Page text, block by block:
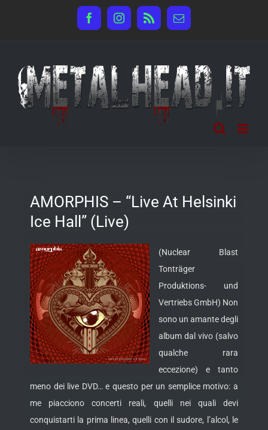
FacebookInstagram
Rss Email
AMORPHIS – “Live At Helsinki
Ice Hall” (Live)
(Nuclear Blast
Tonträger
Produktions- und
Vertriebs GmbH) Non
sono un amante degli
album dal vivo (salvo
qualche rara
eccezione) e tanto
meno dei live DVD… e questo per un semplice motivo: a
me piacciono concerti reali, quelli nei quali devi
conquistarti la prima linea, quelli con il sudore, l’alcol, le